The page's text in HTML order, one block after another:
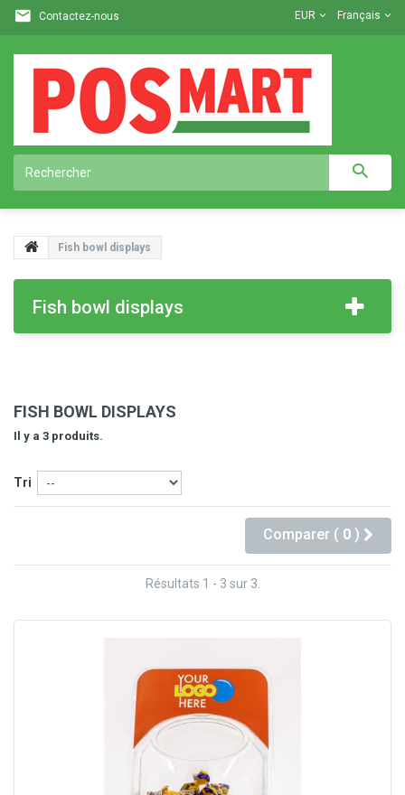
Français
EUR
Contactez-nous
Fish bowl displays
Fish bowl displays
FISH BOWL DISPLAYS
Il y a 3 produits.
Tri
Comparer ( 0 )
Résultats 1 - 3 sur 3.